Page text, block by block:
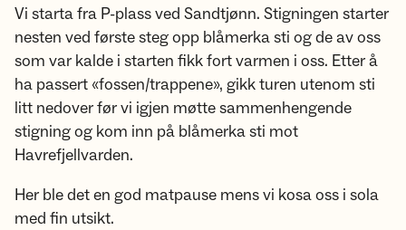
Vi starta fra P-plass ved Sandtjønn. Stigningen starter
nesten ved første steg opp blåmerka sti og de av oss
som var kalde i starten fikk fort varmen i oss. Etter å
ha passert «fossen/trappene», gikk turen utenom sti
litt nedover før vi igjen møtte sammenhengende
stigning og kom inn på blåmerka sti mot
Havrefjellvarden.
Her ble det en god matpause mens vi kosa oss i sola
med fin utsikt.